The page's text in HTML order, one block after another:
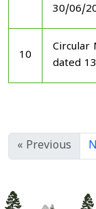
30/06/
10
Circular
dated
« Previous